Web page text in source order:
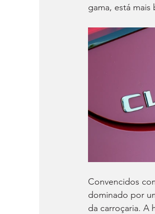
gama, está
Convencidos
dominado por
da carroçaria. A